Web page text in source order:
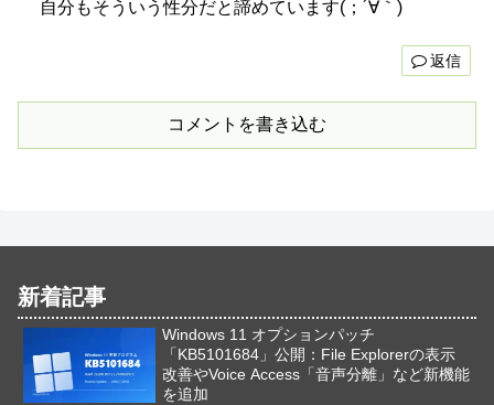
自分もそういう性分だと諦めています(；´∀｀)
返信
コメントを書き込む
新着記事
Windows 11 オプションパッチ
「KB5101684」公開：File Explorerの表示
改善やVoice Access「音声分離」など新機能
を追加